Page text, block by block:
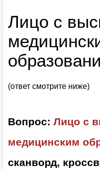
Лицо с
(ответ смотрите ниже)
Вопрос: Лицо с
медицинским
сканворд,